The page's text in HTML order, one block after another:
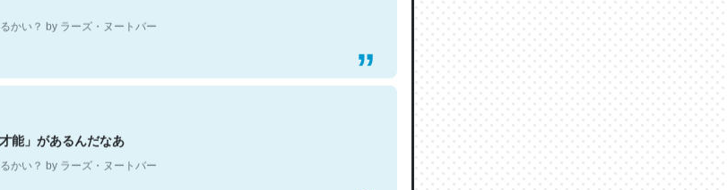
かい？ by ラーズ・ヌートバー
能」があるんだなあ
かい？ by ラーズ・ヌートバー